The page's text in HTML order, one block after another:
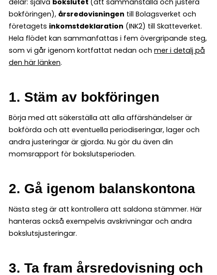
bokföringen), årsredovisningen till Bolagsverket och
företagets inkomstdeklaration (INK2) till Skatteverket.
Hela flödet kan sammanfattas i fem övergripande steg,
som vi går igenom kortfattat nedan och mer i detalj på
den här länken.
1. Stäm av bokföringen
Börja med att säkerställa att alla affärshändelser är
bokförda och att eventuella periodiseringar, lager och
andra justeringar är gjorda. Nu gör du även din
momsrapport för bokslutsperioden.
2. Gå igenom balanskontona
Nästa steg är att kontrollera att saldona stämmer. Här
hanteras också exempelvis avskrivningar och andra
bokslutsjusteringar.
3. Ta fram årsredovisning och